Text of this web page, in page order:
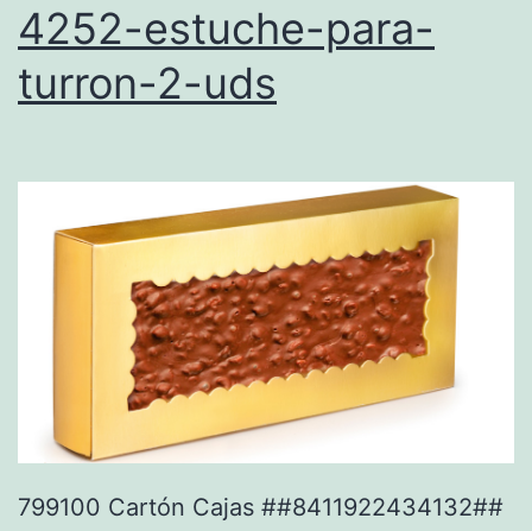
4252-estuche-para-
turron-2-uds
799100 Cartón Cajas ##8411922434132##